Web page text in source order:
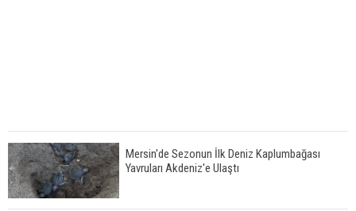
Mersin'de Sezonun İlk Deniz Kaplumbağası
Yavruları Akdeniz'e Ulaştı